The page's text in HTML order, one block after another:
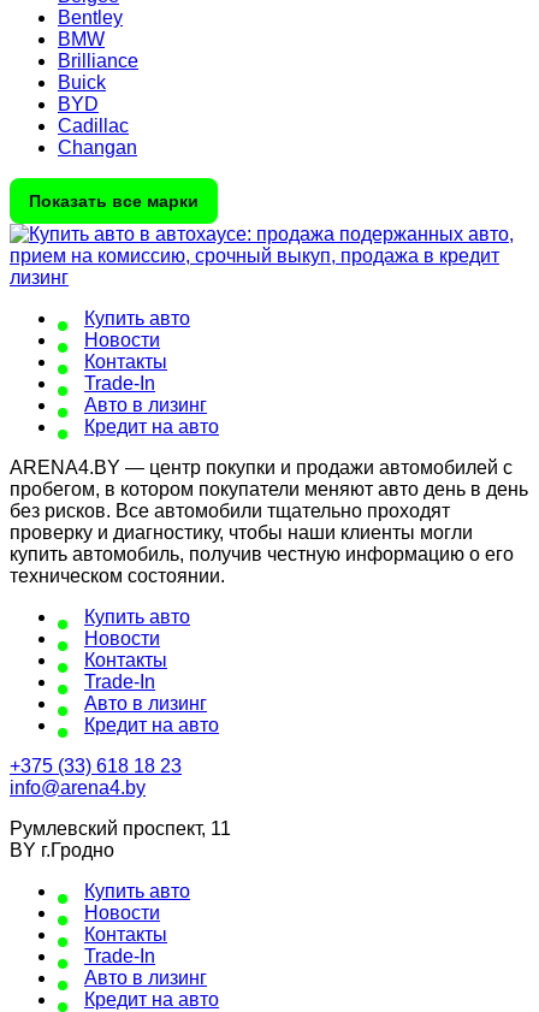
Bentley
BMW
Brilliance
Buick
BYD
Cadillac
Changan
Показать все марки
Купить авто
Новости
Контакты
Trade-In
Авто в лизинг
Кредит на авто
ARENA4.BY — центр покупки и продажи автомобилей с
пробегом, в котором покупатели меняют авто день в день
без рисков. Все автомобили тщательно проходят
проверку и диагностику, чтобы наши клиенты могли
купить автомобиль, получив честную информацию о его
техническом состоянии.
Купить авто
Новости
Контакты
Trade-In
Авто в лизинг
Кредит на авто
+375 (33) 618 18 23
info@arena4.by
Румлевский проспект, 11
BY г.Гродно
Купить авто
Новости
Контакты
Trade-In
Авто в лизинг
Кредит на авто